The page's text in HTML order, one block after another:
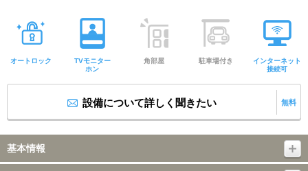
オートロック
TVモニター
ホン
角部屋 駐車場付き
インターネット
接続可
設備について詳しく聞きたい 無料
基本情報